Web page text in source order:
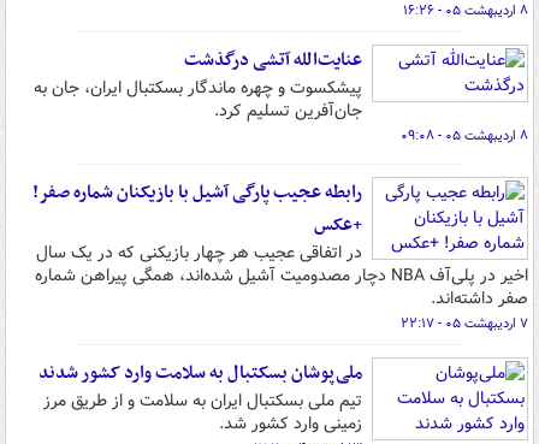
۸ اردیبهشت ۰۵ - ۱۶:۲۶
عنایت‌الله آتشی درگذشت
پیشکسوت و چهره‌ ماندگار بسکتبال ایران، جان به
جان‌آفرین تسلیم کرد.
۸ اردیبهشت ۰۵ - ۰۹:۰۸
رابطه عجیب پارگی آشیل با بازیکنان شماره صفر!
+عکس
در اتفاقی عجیب هر چهار بازیکنی که در یک سال
اخیر در پلی‌آف NBA دچار مصدومیت آشیل شده‌اند، همگی پیراهن شماره
صفر داشته‌اند.
۷ اردیبهشت ۰۵ - ۲۲:۱۷
ملی‌پوشان بسکتبال به سلامت وارد کشور شدند
تیم ملی بسکتبال ایران به سلامت و از طریق مرز
زمینی وارد کشور شد.